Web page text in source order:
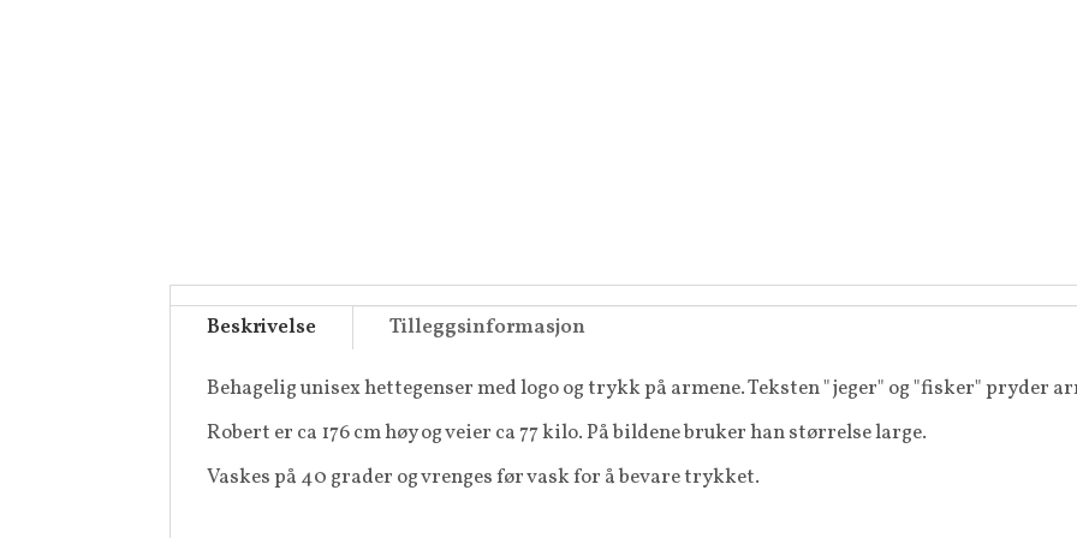
Beskrivelse Tilleggsinformasjon
Behagelig unisex hettegenser med logo og trykk på armene. Teksten "jeger" og "fisker" pryder
Robert er ca 176 cm høy og veier ca 77 kilo. På bildene bruker han størrelse large.
Vaskes på 40 grader og vrenges før vask for å bevare trykket.